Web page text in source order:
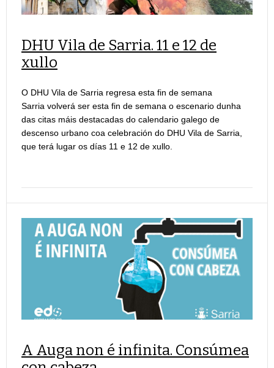
DHU Vila de Sarria. 11 e 12 de
xullo
O DHU Vila de Sarria regresa esta fin de semana
Sarria volverá ser esta fin de semana o escenario dunha
das citas máis destacadas do calendario galego de
descenso urbano coa celebración do DHU Vila de Sarria,
que terá lugar os días 11 e 12 de xullo.
A Auga non é infinita. Consúmea